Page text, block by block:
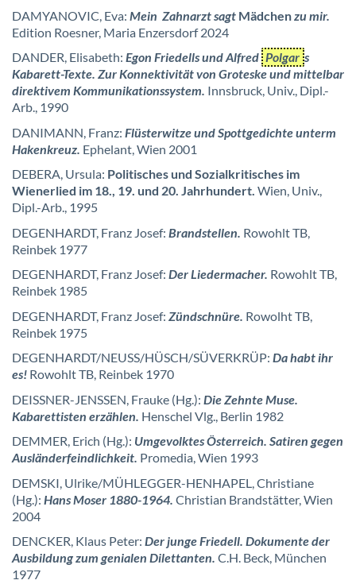
DAMYANOVIC, Eva: Mein Zahnarzt sagt Mädchenzu mir.
Edition Roesner, Maria Enzersdorf 2024
DANDER, Elisabeth: Egon Friedells und Alfred Polgar s
Kabarett-Texte. Zur Konnektivität von Groteske und mittelbar
direktivem Kommunikationssystem. Innsbruck, Univ., Dipl.-
Arb., 1990
DANIMANN, Franz: Flüsterwitze und Spottgedichte unterm
Hakenkreuz. Ephelant, Wien 2001
DEBERA, Ursula: Politisches und Sozialkritisches im
Wienerlied im 18., 19. und 20. Jahrhundert. Wien, Univ.,
Dipl.-Arb., 1995
DEGENHARDT, Franz Josef: Brandstellen. Rowohlt TB,
Reinbek 1977
DEGENHARDT, Franz Josef: Der Liedermacher. Rowohlt TB,
Reinbek 1985
DEGENHARDT, Franz Josef: Zündschnüre. Rowolht TB,
Reinbek 1975
DEGENHARDT/NEUSS/HÜSCH/SÜVERKRÜP: Da habt ihr
es! Rowohlt TB, Reinbek 1970
DEISSNER-JENSSEN, Frauke (Hg.): Die Zehnte Muse.
Kabarettisten erzählen. Henschel Vlg., Berlin 1982
DEMMER, Erich (Hg.): Umgevolktes Österreich. Satiren gegen
Ausländerfeindlichkeit. Promedia, Wien 1993
DEMSKI, Ulrike/MÜHLEGGER-HENHAPEL, Christiane
(Hg.): Hans Moser 1880-1964. Christian Brandstätter, Wien
2004
DENCKER, Klaus Peter: Der junge Friedell. Dokumente der
Ausbildung zum genialen Dilettanten. C.H. Beck, München
1977